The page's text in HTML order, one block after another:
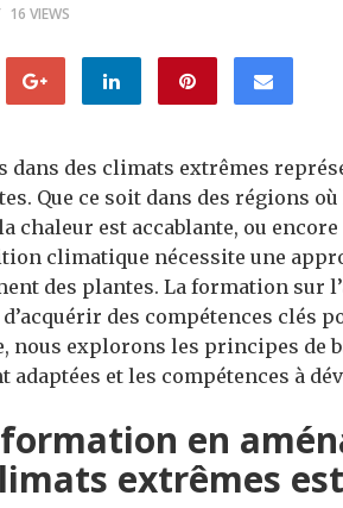
16 VIEWS
dans des climats extrêmes
Que ce soit dans des régions
chaleur est accablante, ou
climatique nécessite une
des plantes. La formation sur
des compétences clés
nous explorons les principes de
adaptées et les compétences à
en
extrêmes